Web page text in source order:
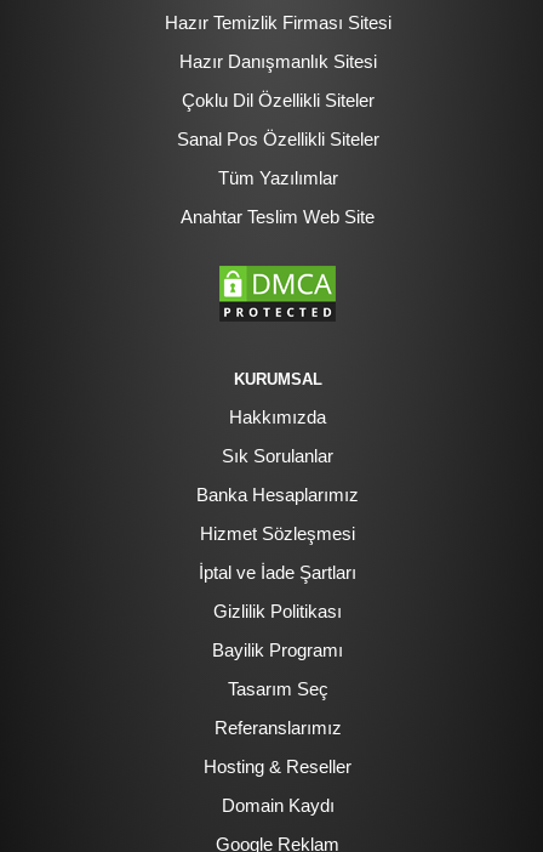
Hazır Temizlik Firması Sitesi
Hazır Danışmanlık Sitesi
Çoklu Dil Özellikli Siteler
Sanal Pos Özellikli Siteler
Tüm Yazılımlar
Anahtar Teslim Web Site
KURUMSAL
Hakkımızda
Sık Sorulanlar
Banka Hesaplarımız
Hizmet Sözleşmesi
İptal ve İade Şartları
Gizlilik Politikası
Bayilik Programı
Tasarım Seç
Referanslarımız
Hosting & Reseller
Domain Kaydı
Google Reklam